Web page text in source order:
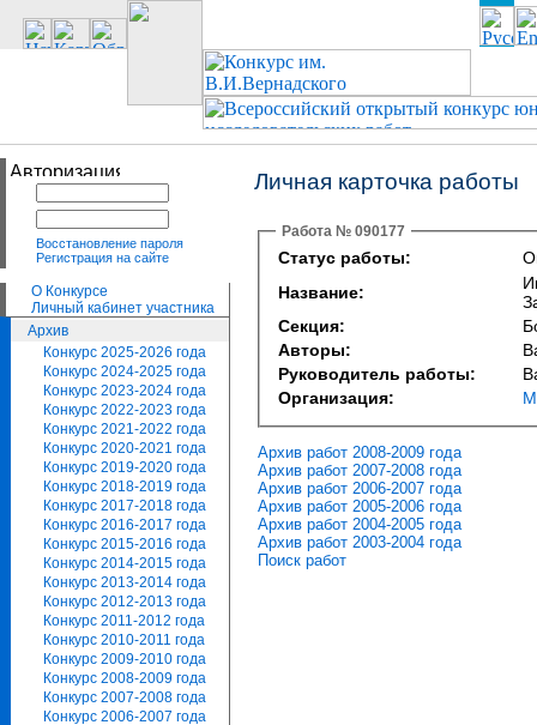
Восстановление пароля
Регистрация на сайте
О Конкурсе
Личный кабинет участника
Архив
Конкурс 2025-2026 года
Конкурс 2024-2025 года
Конкурс 2023-2024 года
Конкурс 2022-2023 года
Конкурс 2021-2022 года
Конкурс 2020-2021 года
Конкурс 2019-2020 года
Конкурс 2018-2019 года
Конкурс 2017-2018 года
Конкурс 2016-2017 года
Конкурс 2015-2016 года
Конкурс 2014-2015 года
Конкурс 2013-2014 года
Конкурс 2012-2013 года
Конкурс 2011-2012 года
Конкурс 2010-2011 года
Конкурс 2009-2010 года
Конкурс 2008-2009 года
Конкурс 2007-2008 года
Конкурс 2006-2007 года
Личная карточка работы
Работа № 090177
Статус работы:
Название:
Секция:
Авторы:
Руководитель работы:
Организация:
Архив работ 2008-2009 года
Архив работ 2007-2008 года
Архив работ 2006-2007 года
Архив работ 2005-2006 года
Архив работ 2004-2005 года
Архив работ 2003-2004 года
Поиск работ